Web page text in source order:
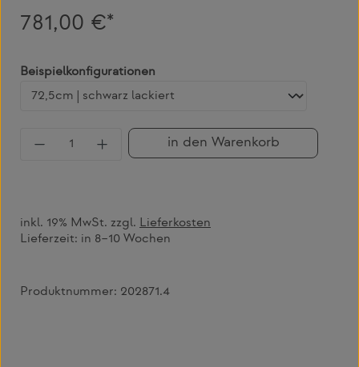
781,00 €*
Beispielkonfigurationen
Produkt Anzahl: Gib den gewünschten
in den Warenkorb
inkl. 19% MwSt. zzgl. Lieferkosten
Lieferzeit: in 8–10 Wochen
Produktnummer: 202871.4